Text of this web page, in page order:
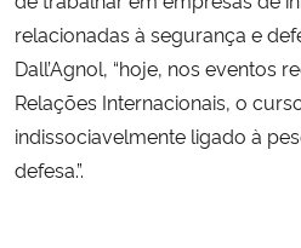
relacionadas à segurança e
Dall’Agnol, “hoje, nos eventos
Relações Internacionais, o
indissociavelmente ligado à
defesa.”.